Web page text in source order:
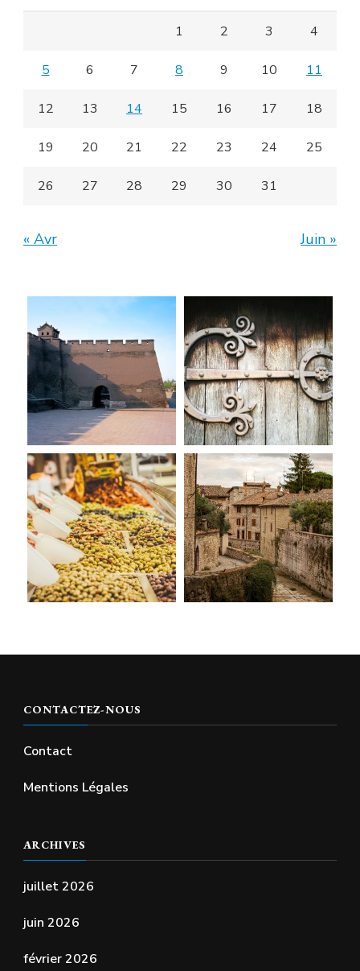
1 2 3 4
5 6 7 8 9 10 11
12 13 14 15 16 17 18
19 20 21 22 23 24 25
26 27 28 29 30 31
« Avr Juin »
CONTACTEZ-NOUS
Contact
Mentions Légales
ARCHIVES
juillet 2026
juin 2026
février 2026